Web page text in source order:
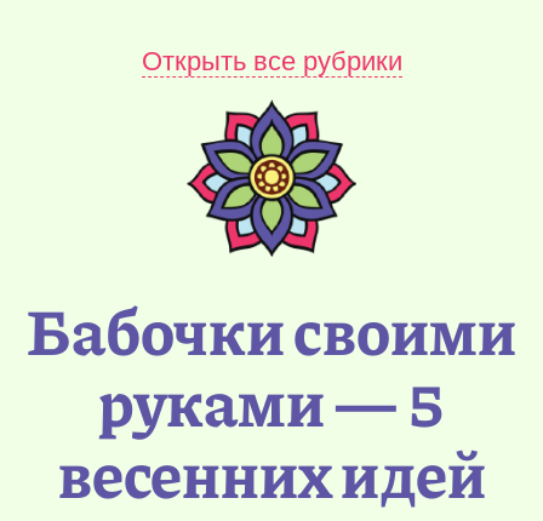
Открыть все рубрики
Бабочки своими
руками — 5
весенних идей